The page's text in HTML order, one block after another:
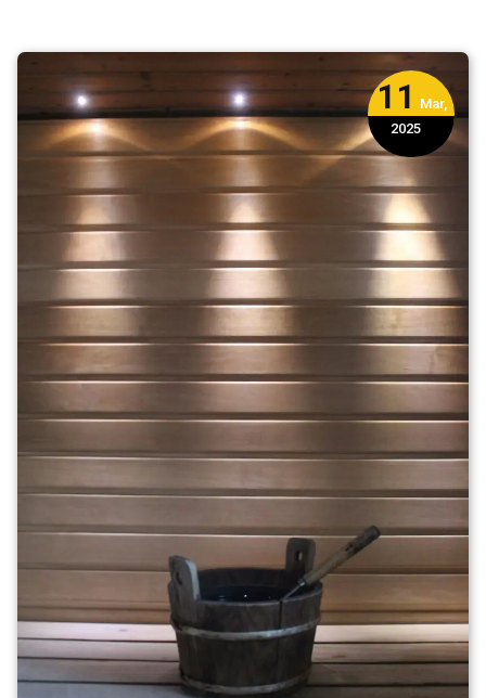
dan
11
Mar,
2025